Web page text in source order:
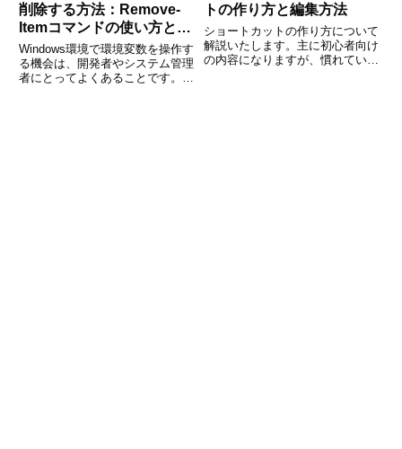
削除する方法：Remove-
Itemコマンドの使い方と注
意点
Windows環境で環境変数を操作す
る機会は、開発者やシステム管理
者にとってよくあることです。環
トの作り方と編集方法
ショートカットの作り方について
解説いたします。主に初心者向け
の内容になりますが、慣れている